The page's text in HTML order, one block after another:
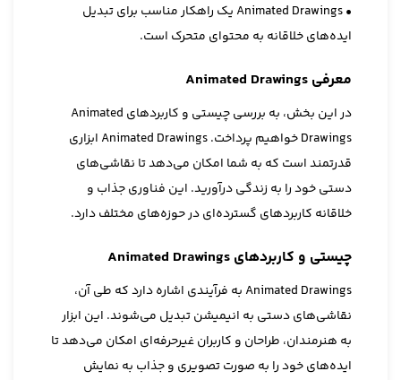
• Animated Drawings یک راهکار مناسب برای تبدیل
ایده‌های خلاقانه به محتوای متحرک است.
معرفی Animated Drawings
در این بخش، به بررسی چیستی و کاربردهای Animated
Drawings خواهیم پرداخت. Animated Drawings ابزاری
قدرتمند است که به شما امکان می‌دهد تا نقاشی‌های
دستی خود را به زندگی درآورید. این فناوری جذاب و
خلاقانه کاربردهای گسترده‌ای در حوزه‌های مختلف دارد.
چیستی و کاربرد‌های Animated Drawings
Animated Drawings به فرآیندی اشاره دارد که طی آن،
نقاشی‌های دستی به انیمیشن تبدیل می‌شوند. این ابزار
به هنرمندان، طراحان و کاربران غیرحرفه‌ای امکان می‌دهد تا
ایده‌های خود را به صورت تصویری و جذاب به نمایش